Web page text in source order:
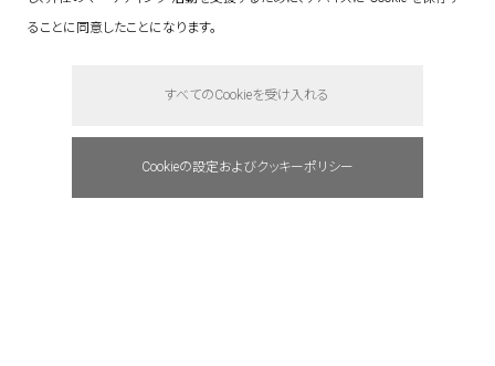
say hello.
ることに同意したことになります。
すべてのCookieを受け入れる
Cookieの設定およびクッキーポリシー